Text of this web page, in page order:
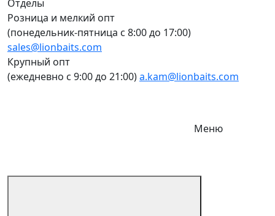
Отделы
Розница и мелкий опт
(понедельник-пятница c 8:00 до 17:00)
sales@lionbaits.com
Крупный опт
(ежедневно с 9:00 до 21:00)a.kam@lionbaits.com
Меню